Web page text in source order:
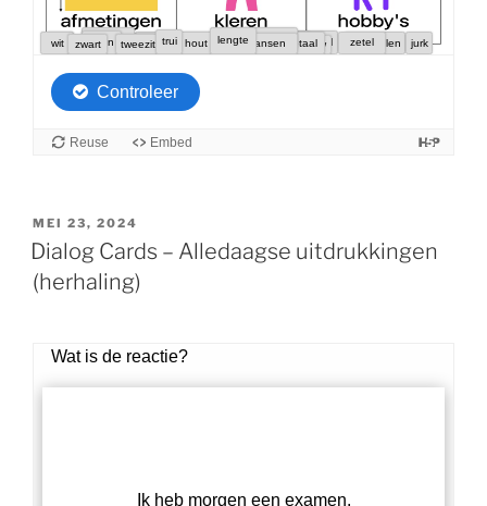
GEPLAATST
OP
MEI 23, 2024
Dialog Cards – Alledaagse uitdrukkingen
(herhaling)